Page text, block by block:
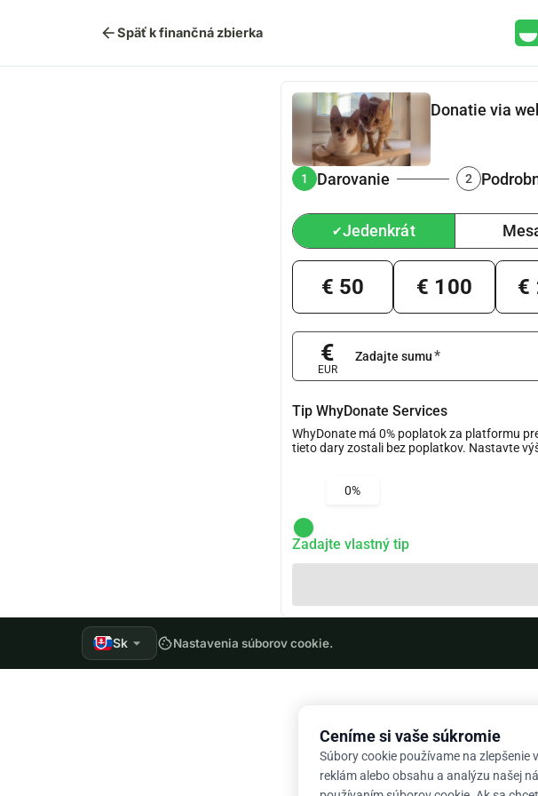
arrow_backSpäť k finančná zbierka
Donatie via
1 Darovanie 2
✔Jedenkrát
€ 50 € 100 €
Zadajte sumu*
€
EUR
Tip WhyDonate Services
WhyDonate má 0% poplatok za platformu
tieto dary zostali bez poplatkov. Nastavte
0%
Zadajte vlastný tip
Sk arrow_drop_down cookieNastavenia súborov cookie.
Ceníme si vaše súkromie
Súbory cookie používame na
reklám alebo obsahu a analýzu našej